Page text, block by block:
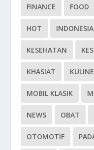
FINANCE FOOD
HOT INDONESIA
KESEHATAN
KHASIAT
MOBIL KLASIK
NEWS OBAT
OTOMOTIF